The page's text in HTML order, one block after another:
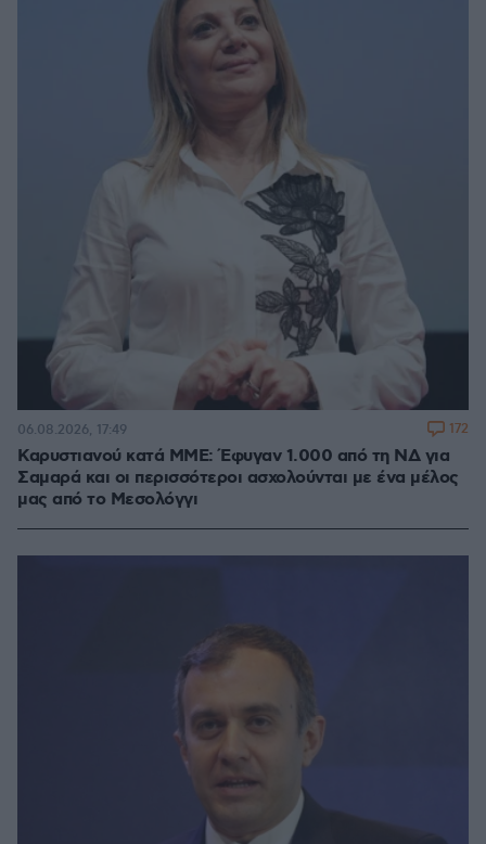
Καρυστιανού κατά ΜΜΕ: Έφυγαν 1.000 από τη ΝΔ για
Σαμαρά και οι περισσότεροι ασχολούνται με ένα μέλος
μας από το Μεσολόγγι
06.08.2026, 17:49 172